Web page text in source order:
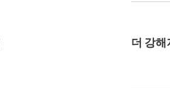
더 강해